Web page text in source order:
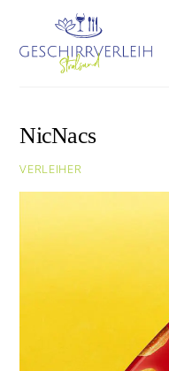
content
NicNacs
VERLEIHER